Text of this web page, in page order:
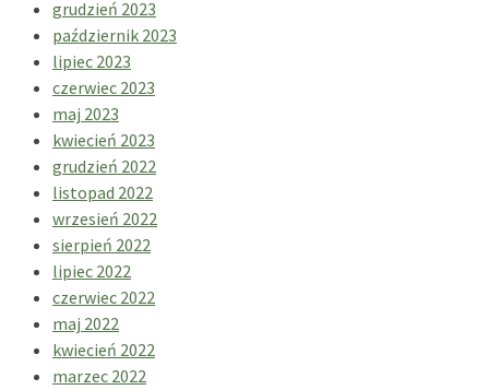
grudzień 2023
październik 2023
lipiec 2023
czerwiec 2023
maj 2023
kwiecień 2023
grudzień 2022
listopad 2022
wrzesień 2022
sierpień 2022
lipiec 2022
czerwiec 2022
maj 2022
kwiecień 2022
marzec 2022